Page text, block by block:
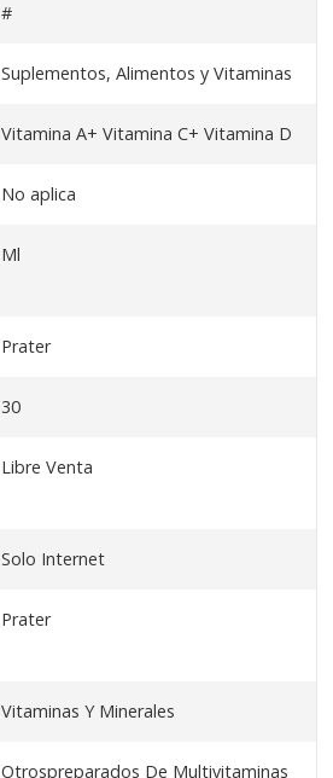
#
Suplementos, Alimentos y Vitaminas
Vitamina A+ Vitamina C+ Vitamina D
No aplica
Ml
Prater
30
Libre Venta
Solo Internet
Prater
Vitaminas Y Minerales
Otrospreparados De Multivitaminas